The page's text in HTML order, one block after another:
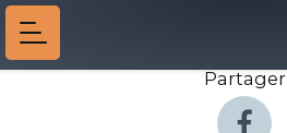
Partager